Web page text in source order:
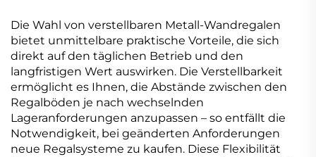
Die Wahl von verstellbaren Metall-Wandregalen
bietet unmittelbare praktische Vorteile, die sich
direkt auf den täglichen Betrieb und den
langfristigen Wert auswirken. Die Verstellbarkeit
ermöglicht es Ihnen, die Abstände zwischen den
Regalböden je nach wechselnden
Lageranforderungen anzupassen – so entfällt die
Notwendigkeit, bei geänderten Anforderungen
neue Regalsysteme zu kaufen. Diese Flexibilität